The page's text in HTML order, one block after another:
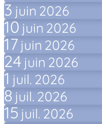
3 juin 2026
10 juin 2026
17 juin 2026
24 juin 2026
1 juil. 2026
8 juil. 2026
15 juil. 2026